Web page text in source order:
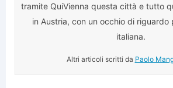
tramite QuiVienna questa città e tutto
in Austria, con un occhio di riguardo
italiana.
Altri articoli scritti da Paolo